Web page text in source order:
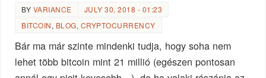
BY VARIANCE
JULY 30, 2018 - 01:23
BITCOIN, BLOG, CRYPTOCURRENCY
Bár ma már szinte mindenki tudja, hogy soha nem
lehet több bitcoin mint 21 millió (egészen pontosan